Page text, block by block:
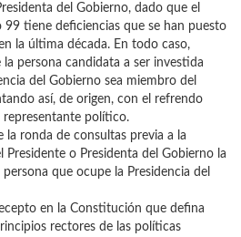
del Gobierno, dado que el
tiene deficiencias que se han puesto
la última década. En todo caso,
persona candidata a ser investida
del Gobierno sea miembro del
así, de origen, con el refrendo
político.
la ronda de consultas previa a la
Presidente o Presidenta del Gobierno la
persona que ocupe la Presidencia del
en la Constitución que defina
rectores de las políticas